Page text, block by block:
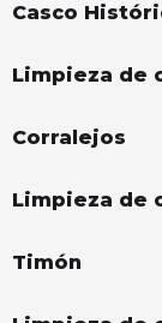
Casco
Limpieza de
Corralejos
Limpieza de
Timón